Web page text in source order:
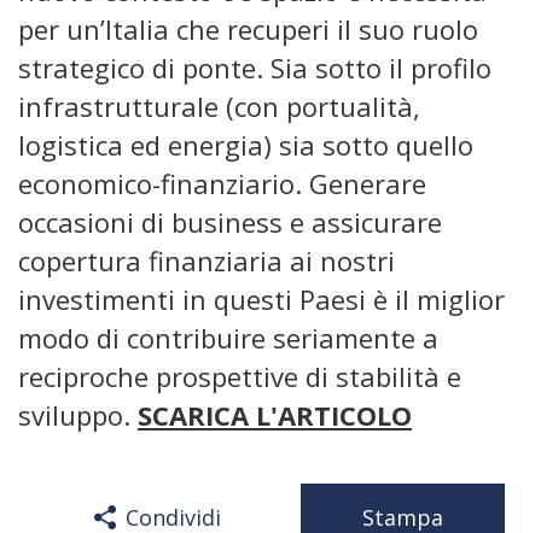
per un’Italia che recuperi il suo ruolo
strategico di ponte. Sia sotto il profilo
infrastrutturale (con portualità,
logistica ed energia) sia sotto quello
economico-finanziario. Generare
occasioni di business e assicurare
copertura finanziaria ai nostri
investimenti in questi Paesi è il miglior
modo di contribuire seriamente a
reciproche prospettive di stabilità e
sviluppo. SCARICA L'ARTICOLO
Condividi Stampa